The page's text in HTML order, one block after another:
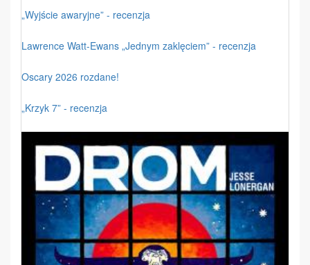
„Wyjście awaryjne” - recenzja
Lawrence Watt-Ewans „Jednym zaklęciem” - recenzja
Oscary 2026 rozdane!
„Krzyk 7” - recenzja